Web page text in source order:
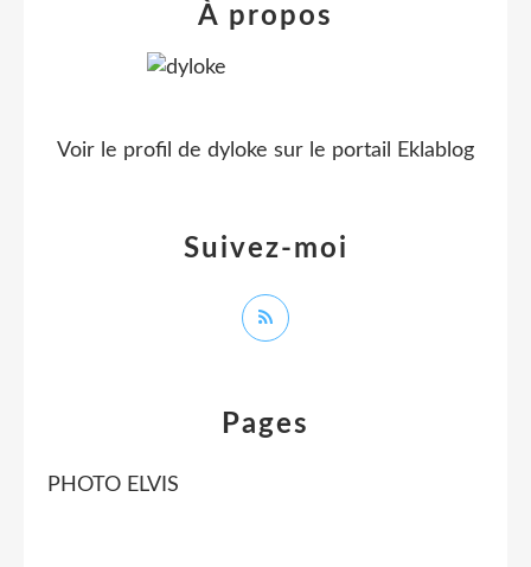
Pages
PHOTO ELVIS
Suivez-moi
À propos
Voir le profil de dyloke sur le portail Eklablog